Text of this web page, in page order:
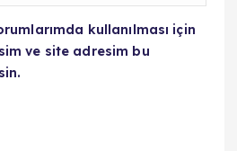
kullanılması için
ve site adresim bu